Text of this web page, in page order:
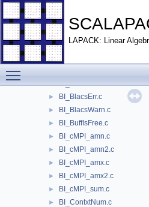
LAPACK: Linear
► Bconfig.h
► Bdef.h
► BI_Arecv.c
► BI_ArgCheck.c
► BI_Asend.c
► BI_BlacsAbort.c
► BI_BlacsErr.c
► BI_BlacsWarn.c
► BI_BuffIsFree.c
► BI_cMPI_amn.c
► BI_cMPI_amn2.c
► BI_cMPI_amx.c
► BI_cMPI_amx2.c
► BI_cMPI_sum.c
► BI_ContxtNum.c